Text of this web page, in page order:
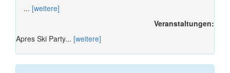
... [weitere]
Veranstaltungen:
Apres Ski Party... [weitere]